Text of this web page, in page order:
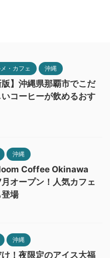
・カフェ 沖縄
版】沖縄県那覇市でこだ
コーヒーが飲めるおす
沖縄
Coffee Okinawa
オープン！人気カフェ
場
沖縄
！夜限定のアイス大福